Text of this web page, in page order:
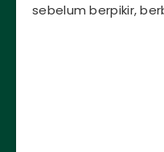
sebelum berpikir,